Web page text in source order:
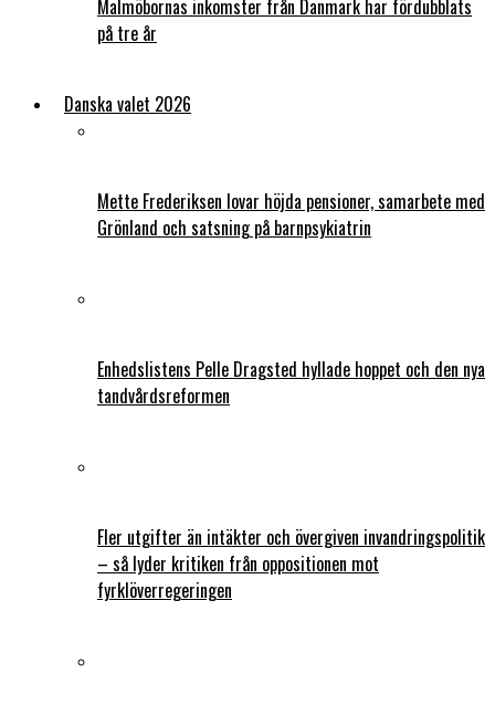
Malmöbornas inkomster från Danmark har fördubblats
på tre år
Danska valet 2026
Mette Frederiksen lovar höjda pensioner, samarbete med
Grönland och satsning på barnpsykiatrin
Enhedslistens Pelle Dragsted hyllade hoppet och den nya
tandvårdsreformen
Fler utgifter än intäkter och övergiven invandringspolitik
– så lyder kritiken från oppositionen mot
fyrklöverregeringen